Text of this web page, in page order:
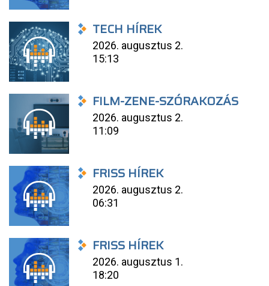
TECH HÍREK
2026. augusztus 2.
15:13
FILM-ZENE-SZÓRAKOZÁS
2026. augusztus 2.
11:09
FRISS HÍREK
2026. augusztus 2.
06:31
FRISS HÍREK
2026. augusztus 1.
18:20